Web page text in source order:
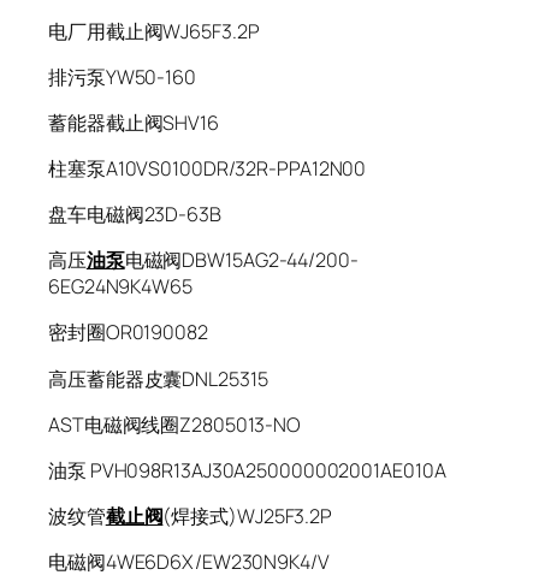
电厂用截止阀WJ65F3.2P
排污泵YW50-160
蓄能器截止阀SHV16
柱塞泵A10VS0100DR/32R-PPA12N00
盘车电磁阀23D-63B
高压油泵电磁阀DBW15AG2-44/200-
6EG24N9K4W65
密封圈OR0190082
高压蓄能器皮囊DNL25315
AST电磁阀线圈Z2805013-NO
油泵 PVH098R13AJ30A250000002001AE010A
波纹管截止阀(焊接式)WJ25F3.2P
电磁阀4WE6D6X/EW230N9K4/V